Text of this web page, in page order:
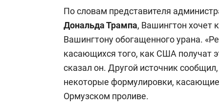
По словам представителя
Дональда Трампа, Вашингтон хочет
Вашингтону обогащенного урана.
касающихся того, как США получат
сказал он. Другой источник
некоторые формулировки,
Ормузском проливе.